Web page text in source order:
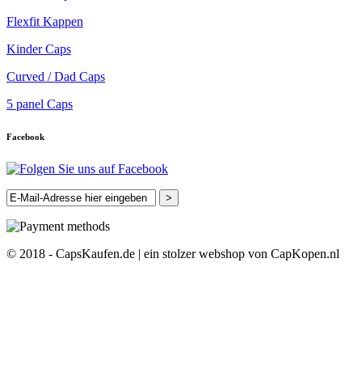
Flexfit Kappen
Kinder Caps
Curved / Dad Caps
5 panel Caps
Facebook
>
© 2018 - CapsKaufen.de | ein stolzer webshop von CapKopen.nl